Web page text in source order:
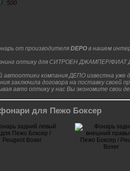
/ 500
от производителя DEPO в нашем
оптику для СИТРОЕН ДЖАМПЕР/ФИАТ
автооптики компания ДЕПО известна уже
заключила договора на поставку своей
авто оптику у нас Вы экономите свои
для Пежо Боксер